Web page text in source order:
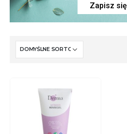
Zapisz się